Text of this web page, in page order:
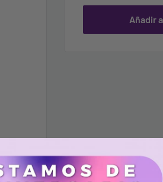
Añadir